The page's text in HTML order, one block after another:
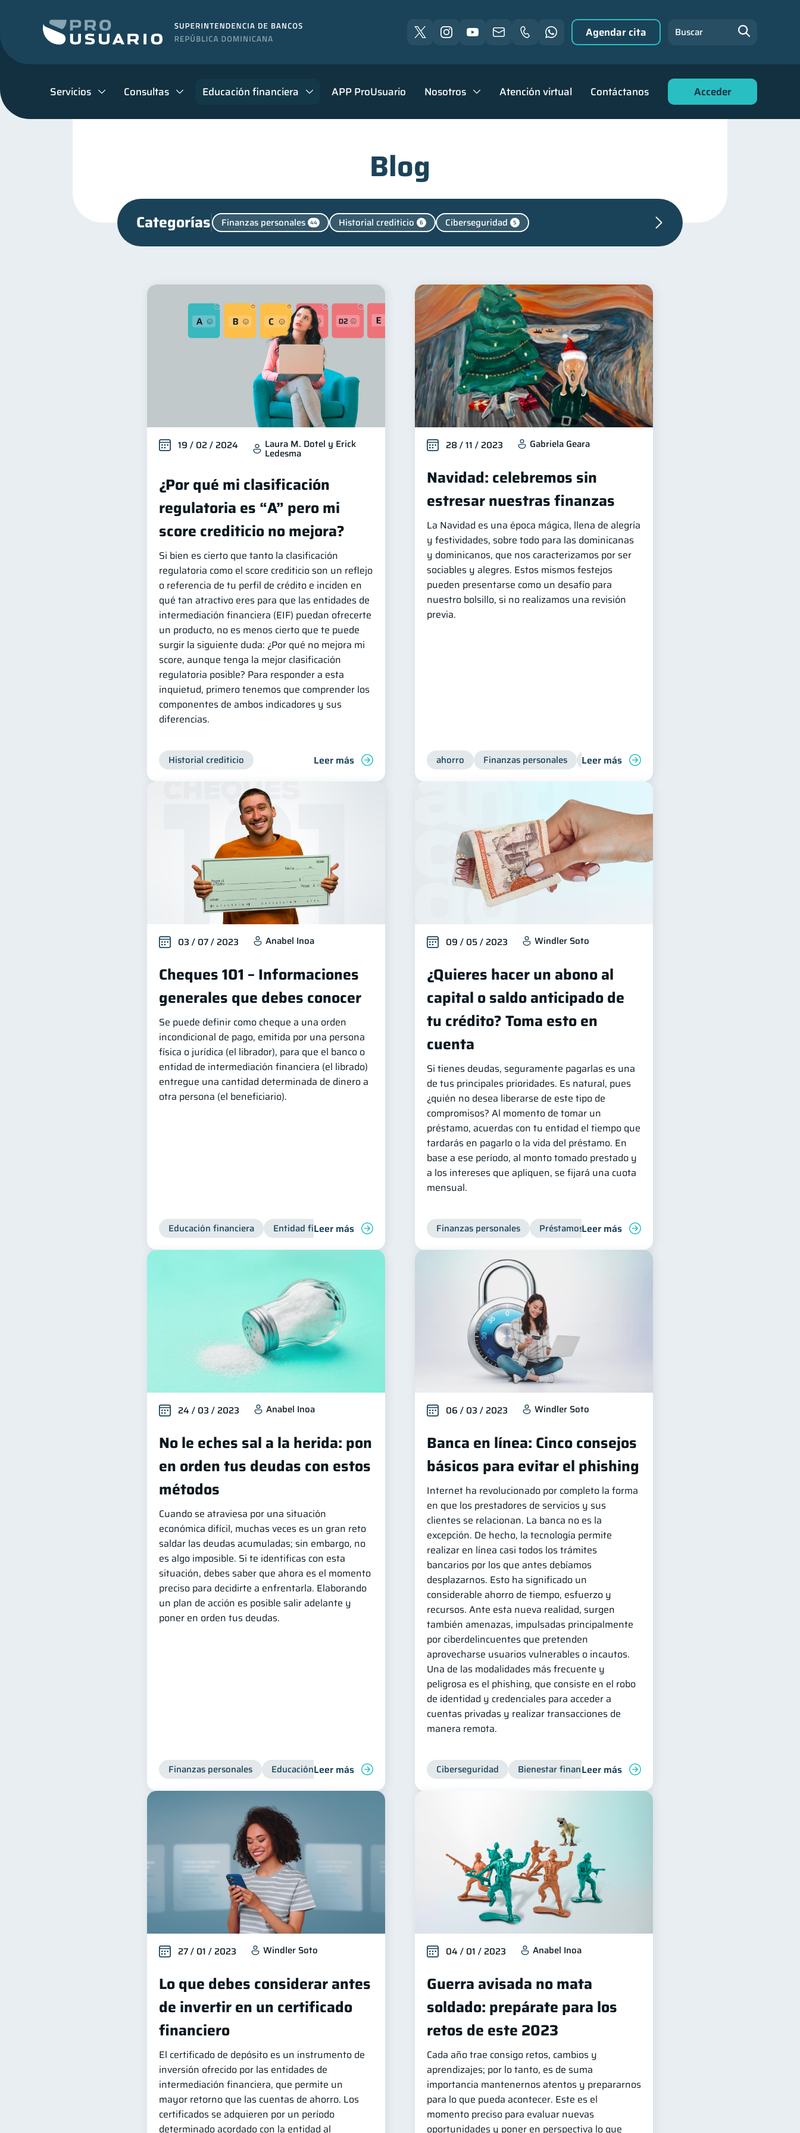
Servicios Consultas Educación financiera APP ProUsuario Nosotros Atención virtual Contáctanos Acceder
Agendar cita Buscar
Blog
Categorías Finanzas personales 44 Historial crediticio 6 Ciberseguridad 5
Productos financieros 11 Organización Financiera 10
Entidad financiera 8 Préstamos Ahorro 8 Consejos 6 Tarjeta de crédito 6
4 Derechos & Deberes 4 Criptomonedas Cuenta Abandonada 2 Inversiones 2
Educación Financiera Mipymes 1 Información financiera 1
Salud mental 1 ahorro 1 Doble sueldo 1 Gasto responsable 1
19 / 02 / 2024 Laura M. Dotel y Erick
Ledesma
¿Por qué mi clasificación
regulatoria es “A” pero mi
score crediticio no mejora?
Si bien es cierto que tanto la clasificación
regulatoria como el score crediticio son un reflejo
o referencia de tu perfil de crédito e inciden en
qué tan atractivo eres para que las entidades de
intermediación financiera (EIF) puedan ofrecerte
un producto, no es menos cierto que te puede
surgir la siguiente duda: ¿Por qué no mejora mi
score, aunque tenga la mejor clasificación
regulatoria posible? Para responder a esta
inquietud, primero tenemos que comprender los
componentes de ambos indicadores y sus
diferencias.
Historial crediticio Leer más
28 / 11 / 2023 Gabriela Geara
Navidad: celebremos sin
estresar nuestras finanzas
La Navidad es una época mágica, llena de alegría
y festividades, sobre todo para las dominicanas
y dominicanos, que nos caracterizamos por ser
sociables y alegres. Estos mismos festejos
pueden presentarse como un desafío para
nuestro bolsillo, si no realizamos una revisión
previa.
ahorro Finanzas personales Educación financiera
Leer más
03 / 07 / 2023 Anabel Inoa
Cheques 101 – Informaciones
generales que debes conocer
Se puede definir como cheque a una orden
incondicional de pago, emitida por una persona
física o jurídica (el librador), para que el banco o
entidad de intermediación financiera (el librado)
entregue una cantidad determinada de dinero a
otra persona (el beneficiario).
Educación financiera Entidad financiera Finanzas personales Bienestar financiero
Leer más
09 / 05 / 2023 Windler Soto
¿Quieres hacer un abono al
capital o saldo anticipado de
tu crédito? Toma esto en
cuenta
Si tienes deudas, seguramente pagarlas es una
de tus principales prioridades. Es natural, pues
¿quién no desea liberarse de este tipo de
compromisos? Al momento de tomar un
préstamo, acuerdas con tu entidad el tiempo que
tardarás en pagarlo o la vida del préstamo. En
base a ese período, al monto tomado prestado y
a los intereses que apliquen, se fijará una cuota
mensual.
Finanzas personales Préstamos Productos financieros
Leer más
24 / 03 / 2023 Anabel Inoa
No le eches sal a la herida: pon
en orden tus deudas con estos
métodos
Cuando se atraviesa por una situación
económica difícil, muchas veces es un gran reto
saldar las deudas acumuladas; sin embargo, no
es algo imposible. Si te identificas con esta
situación, debes saber que ahora es el momento
preciso para decidirte a enfrentarla. Elaborando
un plan de acción es posible salir adelante y
poner en orden tus deudas.
Finanzas personales Educación financiera
Leer más
06 / 03 / 2023 Windler Soto
Banca en línea: Cinco consejos
básicos para evitar el phishing
Internet ha revolucionado por completo la forma
en que los prestadores de servicios y sus
clientes se relacionan. La banca no es la
excepción. De hecho, la tecnología permite
realizar en línea casi todos los trámites
bancarios por los que antes debíamos
desplazarnos. Esto ha significado un
considerable ahorro de tiempo, esfuerzo y
recursos. Ante esta nueva realidad, surgen
también amenazas, impulsadas principalmente
por ciberdelincuentes que pretenden
aprovecharse usuarios vulnerables o incautos.
Una de las modalidades más frecuente y
peligrosa es el phishing, que consiste en el robo
de identidad y credenciales para acceder a
cuentas privadas y realizar transacciones de
manera remota.
Ciberseguridad Bienestar financieroLeer más
27 / 01 / 2023 Windler Soto
Lo que debes considerar antes
de invertir en un certificado
financiero
El certificado de depósito es un instrumento de
inversión ofrecido por las entidades de
intermediación financiera, que permite un
mayor retorno que las cuentas de ahorro. Los
certificados se adquieren por un período
determinado acordado con la entidad al
04 / 01 / 2023 Anabel Inoa
Guerra avisada no mata
soldado: prepárate para los
retos de este 2023
Cada año trae consigo retos, cambios y
aprendizajes; por lo tanto, es de suma
importancia mantenernos atentos y prepararnos
para lo que pueda acontecer. Este es el
momento preciso para evaluar nuevas
oportunidades y poner en perspectiva lo que